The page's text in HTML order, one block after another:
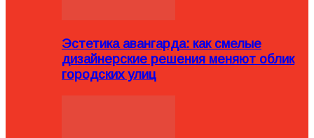
Эстетика авангарда: как смелые
дизайнерские решения меняют облик
городских улиц